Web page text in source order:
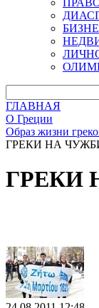
ГЛАВНАЯ
О Греции
Образ жизни
ГРЕКИ НА
ГРЕКИ